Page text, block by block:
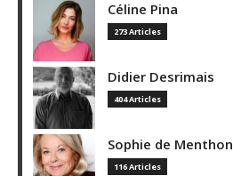
Céline Pina
273 Articles
Didier Desrimais
404 Articles
Sophie de Menthon
116 Articles